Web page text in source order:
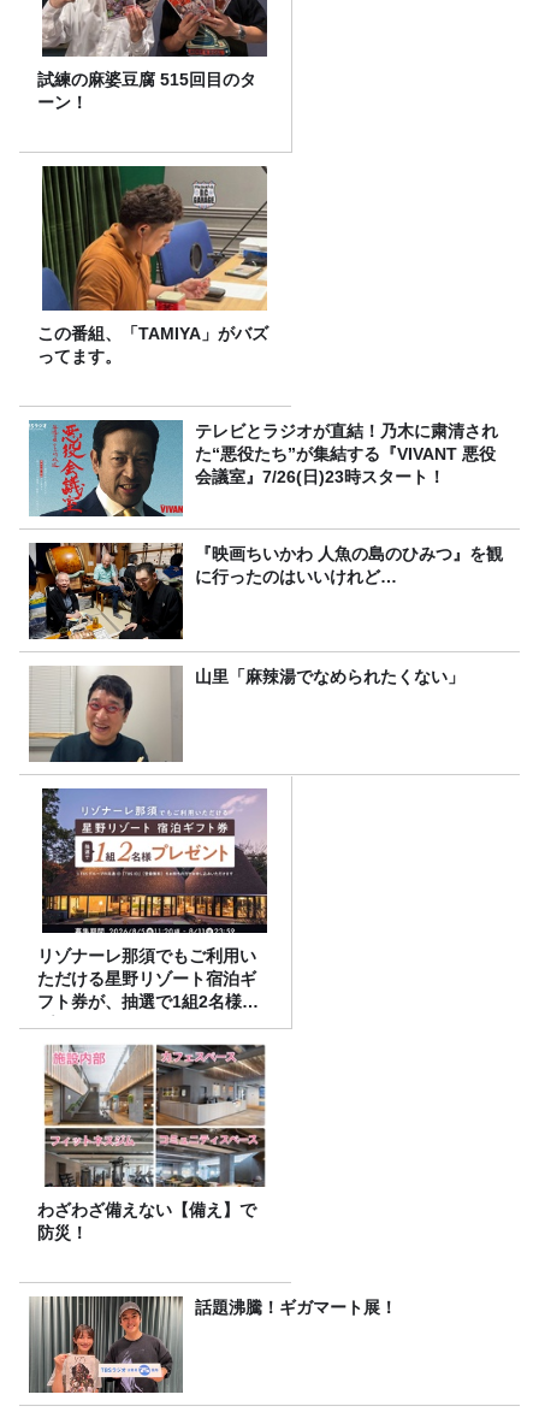
試練の麻婆豆腐 515回目のタ
ーン！
この番組、「TAMIYA」がバズ
ってます。
テレビとラジオが直結！乃木に粛清され
た“悪役たち”が集結する『VIVANT 悪役
会議室』7/26(日)23時スタート！
『映画ちいかわ 人魚の島のひみつ』を観
に行ったのはいいけれど…
山里「麻辣湯でなめられたくない」
リゾナーレ那須でもご利用い
ただける星野リゾート宿泊ギ
フト券が、抽選で1組2名様に
プレゼント！
わざわざ備えない【備え】で
防災！
話題沸騰！ギガマート展！